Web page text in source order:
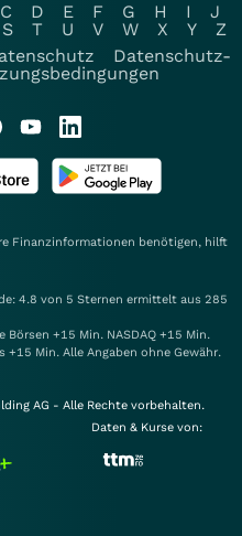
C D E F G H I
J
S T U V W X Y
Z
Datenschutz-
Finanzinformationen benötigen, hilft
4.8 von 5 Sternen ermittelt aus 285
+15 Min. NASDAQ +15 Min.
+15 Min. Alle Angaben ohne Gewähr.
AG - Alle Rechte vorbehalten.
Daten & Kurse von: